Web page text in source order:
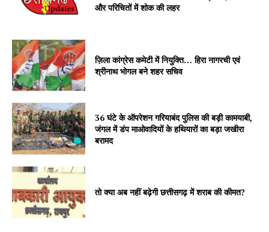
और परिचितों में शोक की लहर
ज़िला कांग्रेस कमेटी में नियुक्ति… हिरा नागरची एवं
श्रीनाथ भोगल बने शहर सचिव
36 घंटे के ऑपरेशन गरियाबंद पुलिस की बड़ी कामयाबी,
जंगल में डंप माओवादियों के हथियारों का बड़ा जखीरा
बरामद
तो क्या अब नहीं बढ़ेगी छत्तीसगढ़ में शराब की कीमत?